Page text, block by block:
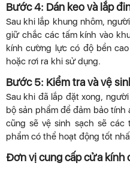
Bước 4: Dán keo và lắp
Sau khi lắp khung nhôm,
giữ chắc các tấm kính vào
kính cường lực có độ bền
hoặc rơi ra khi sử dụng.
Bước 5: Kiểm tra và vệ
Sau khi đã lắp đặt xong,
bộ sản phẩm để đảm bảo
cũng sẽ vệ sinh sạch sẽ các
phẩm có thể hoạt động tốt
Đơn vị cung cấp cửa kính